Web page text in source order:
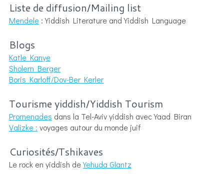
Liste de diffusion/Mailing list
Mendele : Yiddish Literature and Yiddish Language
Blogs
Katle Kanye
Sholem Berger
Boris Karloff/Dov-Ber Kerler
Tourisme yiddish/Yiddish Tourism
Promenades dans la Tel-Aviv yiddish avec Yaad Biran
Valizke : voyages autour du monde juif
Curiosités/Tshikaves
Le rock en yiddish deYehuda Glantz